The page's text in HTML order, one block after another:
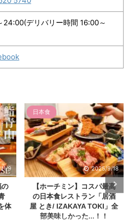
24:00(デリバリー時間 16:00～
18
全
日本食
2025/6/27
コロッケ1万ドン!?格安で楽
しめるホーチミンの大阪B級
グルメ&町中華「豊 - Osaka
Street Foods」